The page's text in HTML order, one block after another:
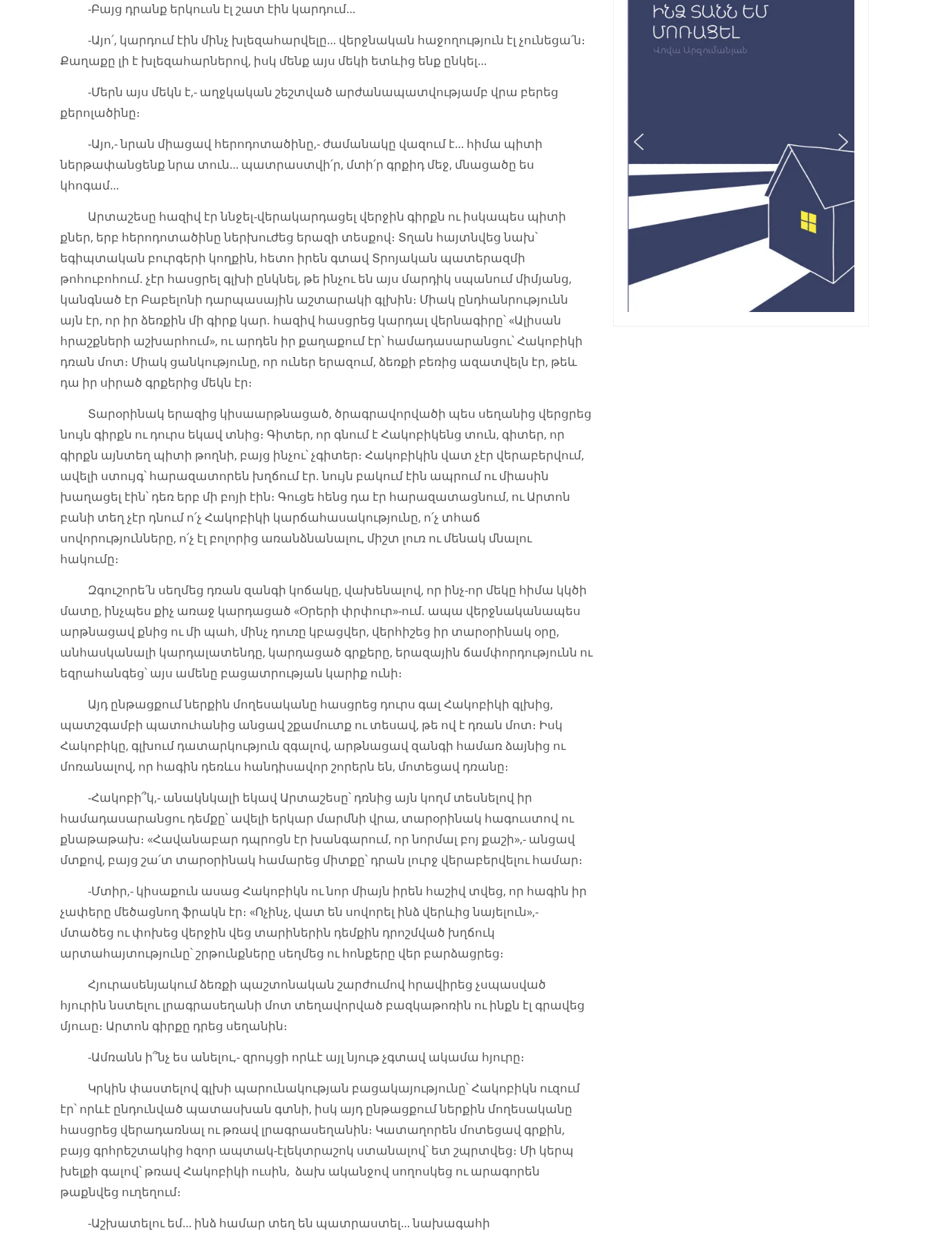
-Բայց դրանք երկուսն էլ շատ էին կարդում…
-Այո՛, կարդում էին մինչ խլեզահարվելը… վերջնական հաջողություն էլ չունեցա՛ն։
Քաղաքը լի է խլեզահարներով, իսկ մենք այս մեկի ետևից ենք ընկել…
-Մերն այս մեկն է,- աղջկական շեշտված արժանապատվությամբ վրա բերեց
քերոլածինը։
-Այո,- նրան միացավ հերոդոտածինը,- ժամանակը վազում է… հիմա պիտի
ներթափանցենք նրա տուն… պատրաստվի՛ր, մտի՛ր գրքիդ մեջ, մնացածը ես
կհոգամ…
Արտաշեսը հազիվ էր ննջել-վերակարդացել վերջին գիրքն ու իսկապես պիտի
քներ, երբ հերոդոտածինը ներխուժեց երազի տեսքով։ Տղան հայտնվեց նախ՝
եգիպտական բուրգերի կողքին, հետո իրեն գտավ Տրոյական պատերազմի
թոհուբոհում. չէր հասցրել գլխի ընկնել, թե ինչու են այս մարդիկ սպանում միմյանց,
կանգնած էր Բաբելոնի դարպասային աշտարակի գլխին։ Միակ ընդհանրությունն
այն էր, որ իր ձեռքին մի գիրք կար. հազիվ հասցրեց կարդալ վերնագիրը՝ «Ալիսան
հրաշքների աշխարհում», ու արդեն իր քաղաքում էր՝ համադասարանցու՝ Հակոբիկի
դռան մոտ։ Միակ ցանկությունը, որ ուներ երազում, ձեռքի բեռից ազատվելն էր, թեև
դա իր սիրած գրքերից մեկն էր։
Տարօրինակ երազից կիսաարթնացած, ծրագրավորվածի պես սեղանից վերցրեց
նույն գիրքն ու դուրս եկավ տնից։ Գիտեր, որ գնում է Հակոբիկենց տուն, գիտեր, որ
գիրքն այնտեղ պիտի թողնի, բայց ինչու՝ չգիտեր։ Հակոբիկին վատ չէր վերաբերվում,
ավելի ստույգ՝ հարազատորեն խղճում էր. նույն բակում էին ապրում ու միասին
խաղացել էին՝ դեռ երբ մի բոյի էին։ Գուցե հենց դա էր հարազատացնում, ու Արտոն
բանի տեղ չէր դնում ո՛չ Հակոբիկի կարճահասակությունը, ո՛չ տհաճ
սովորությունները, ո՛չ էլ բոլորից առանձնանալու, միշտ լուռ ու մենակ մնալու
հակումը։
Զգուշորե՛ն սեղմեց դռան զանգի կոճակը, վախենալով, որ ինչ-որ մեկը հիմա կկծի
մատը, ինչպես քիչ առաջ կարդացած «Օրերի փրփուր»-ում. ապա վերջնականապես
արթնացավ քնից ու մի պահ, մինչ դուռը կբացվեր, վերհիշեց իր տարօրինակ օրը,
անհասկանալի կարդալատենդը, կարդացած գրքերը, երազային ճամփորդությունն ու
եզրահանգեց՝ այս ամենը բացատրության կարիք ունի։
Այդ ընթացքում ներքին մողեսականը հասցրեց դուրս գալ Հակոբիկի գլխից,
պատշգամբի պատուհանից անցավ շքամուտք ու տեսավ, թե ով է դռան մոտ։ Իսկ
Հակոբիկը, գլխում դատարկություն զգալով, արթնացավ զանգի համառ ձայնից ու
մոռանալով, որ հագին դեռևս հանդիսավոր շորերն են, մոտեցավ դռանը։
-Հակոբի՞կ,- անակնկալի եկավ Արտաշեսը՝ դռնից այն կողմ տեսնելով իր
համադասարանցու դեմքը՝ ավելի երկար մարմնի վրա, տարօրինակ հագուստով ու
քնաթաթախ։ «Հավանաբար դպրոցն էր խանգարում, որ նորմալ բոյ քաշի»,- անցավ
մտքով, բայց շա՛տ տարօրինակ համարեց միտքը՝ դրան լուրջ վերաբերվելու համար։
-Մտիր,- կիսաքուն ասաց Հակոբիկն ու նոր միայն իրեն հաշիվ տվեց, որ հագին իր
չափերը մեծացնող ֆրակն էր։ «Ոչինչ, վատ են սովորել ինձ վերևից նայելուն»,-
մտածեց ու փոխեց վերջին վեց տարիներին դեմքին դրոշմված խղճուկ
արտահայտությունը՝ շրթունքները սեղմեց ու հոնքերը վեր բարձացրեց։
Հյուրասենյակում ձեռքի պաշտոնական շարժումով հրավիրեց չսպասված
հյուրին նստելու լրագրասեղանի մոտ տեղավորված բազկաթոռին ու ինքն էլ գրավեց
մյուսը։ Արտոն գիրքը դրեց սեղանին։
-Ամռանն ի՞նչ ես անելու,- զրույցի որևէ այլ նյութ չգտավ ակամա հյուրը։
Կրկին փաստելով գլխի պարունակության բացակայությունը՝ Հակոբիկն ուզում
էր՝ որևէ ընդունված պատասխան գտնի, իսկ այդ ընթացքում ներքին մողեսականը
հասցրեց վերադառնալ ու թռավ լրագրասեղանին։ Կատաղորեն մոտեցավ գրքին,
բայց գրհրեշտակից հզոր ապտակ-էլեկտրաշոկ ստանալով՝ ետ շպրտվեց։ Մի կերպ
խելքի գալով՝ թռավ Հակոբիկի ուսին, ձախ ականջով սողոսկեց ու արագորեն
թաքնվեց ուղեղում։
-Աշխատելու եմ… ինձ համար տեղ են պատրաստել… նախագահի